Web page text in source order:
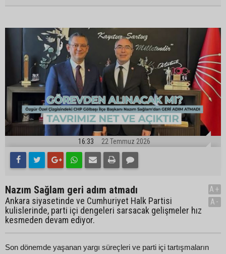
16:33 22 Temmuz 2026
Nazım Sağlam geri adım atmadı
Ankara siyasetinde ve Cumhuriyet Halk Partisi
kulislerinde, parti içi dengeleri sarsacak gelişmeler hız
kesmeden devam ediyor.
A+
A-
Son dönemde yaşanan yargı süreçleri ve parti içi tartışmaların